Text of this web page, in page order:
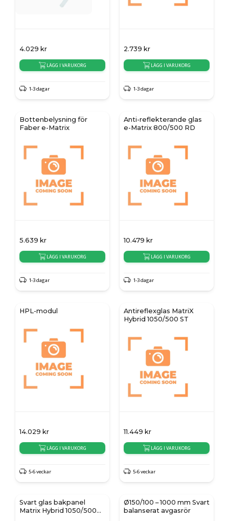
4.029 kr
LÄGG I VARUKORG
1-3 dagar
2.739 kr
LÄGG I VARUKORG
1-3 dagar
Bottenbelysning för
Faber e-Matrix
5.639 kr
LÄGG I VARUKORG
1-3 dagar
Anti-reflekterande glas
e-Matrix 800/500 RD
10.479 kr
LÄGG I VARUKORG
1-3 dagar
HPL-modul
14.029 kr
LÄGG I VARUKORG
5-6 veckar
Antireflexglas MatriX
Hybrid 1050/500 ST
11.449 kr
LÄGG I VARUKORG
5-6 veckar
Svart glas bakpanel
Matrix Hybrid 1050/500
Ø150/100 – 1000 mm Svart
balanserat avgasrör